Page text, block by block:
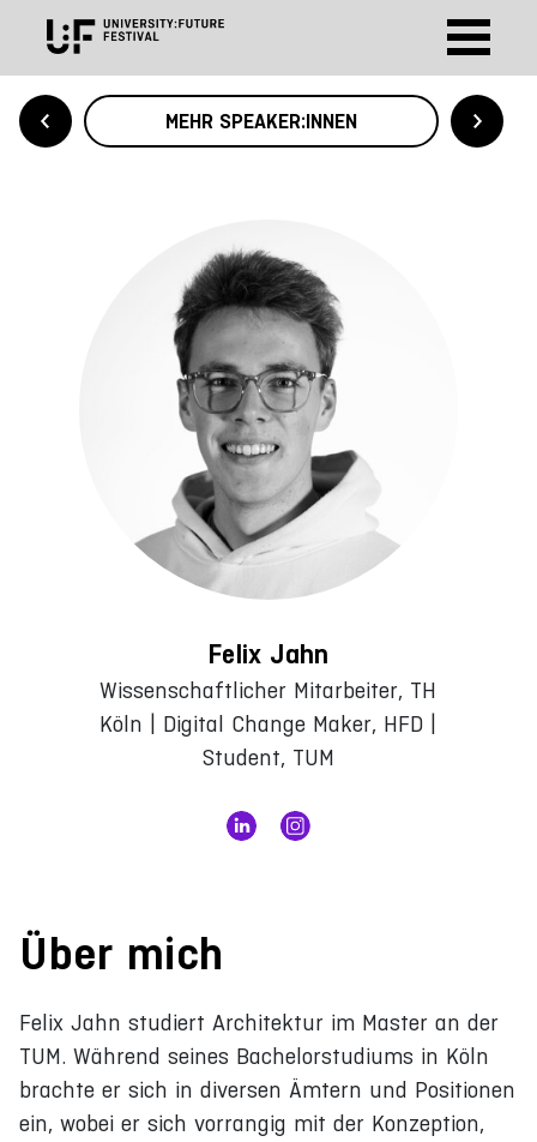
MEHR SPEAKER:INNEN
Felix Jahn
Wissenschaftlicher Mitarbeiter, TH
Köln | Digital Change Maker, HFD |
Student, TUM
Über mich
Felix Jahn studiert Architektur im Master an der
TUM. Während seines Bachelorstudiums in Köln
brachte er sich in diversen Ämtern und Positionen
ein, wobei er sich vorrangig mit der Konzeption,